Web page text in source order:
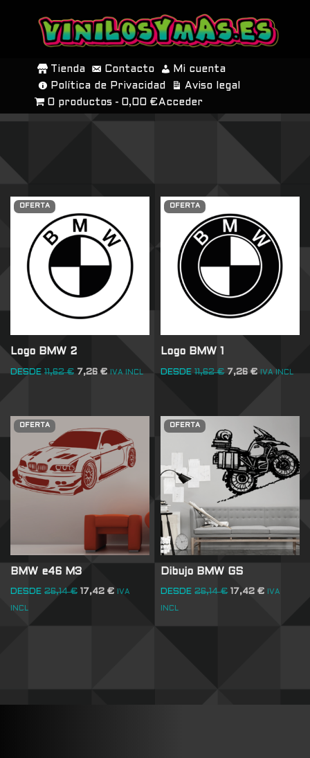
SALTAR
CONTENIDO
Tienda Contacto
Mi cuenta
Política de Privacidad
Aviso legal
0 productos
0,00 € Acceder
OFERTA
Logo BMW 2
DESDE 11,62€ 7,26 € IVA INCL
OFERTA
Logo BMW 1
DESDE 11,62€ 7,26€ IVA INCL
OFERTA
BMW e46 M3
DESDE 26,14€ 17,42 € IVA
INCL
OFERTA
Dibujo BMW GS
DESDE 26,14€ 17,42€ IVA
INCL